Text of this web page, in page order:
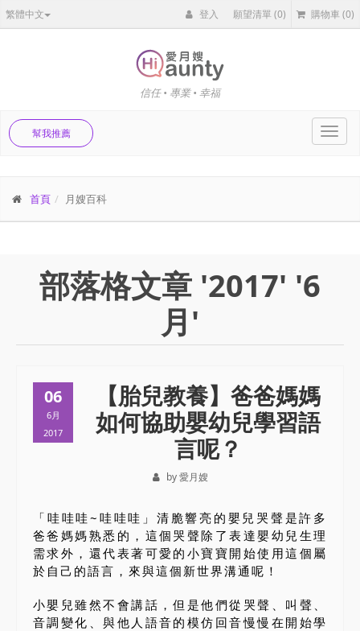
繁體中文 登入 願望清單(0) 購物車 (0)
信任 • 專業 • 幸福
幫我推薦
首頁 月嫂百科
部落格文章 '2017' '6
月'
06
6月
2017
【胎兒教養】爸爸媽媽
如何協助嬰幼兒學習語
言呢？
by 愛月嫂
「哇哇哇~哇哇哇」清脆響亮的嬰兒哭聲是許多
爸爸媽媽熟悉的，這個哭聲除了表達嬰幼兒生理
需求外，還代表著可愛的小寶寶開始使用這個屬
於自己的語言，來與這個新世界溝通呢！
小嬰兒雖然不會講話，但是他們從哭聲、叫聲、
音調變化、與他人語音的模仿回音慢慢在開始學